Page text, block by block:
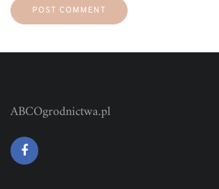
ABCOgrodnictwa.pl